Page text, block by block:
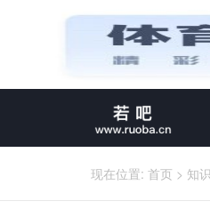
现在位置: 首页 > 知